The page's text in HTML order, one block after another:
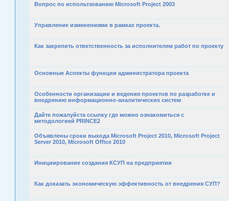
Вопрос по испольтзованию Microsoft Project 2003
Управление изменениями в рамках проекта.
Как закрепить ответственность за исполнителем работ по проекту
Основные Аспекты функции администратора проекта
Особенности организации и ведения проектов по разработке и
внедрению информационно-аналитических систем
Дайте пожалуйста ссылку где можно ознакомиться с
методологией PRINCE2
Объявлены сроки выхода Microsoft Project 2010, Microsoft Project
Server 2010, Microsoft Office 2010
Инициирование создания КСУП на предприятии
Как доказать экономическую эффективность от внедрения СУП?